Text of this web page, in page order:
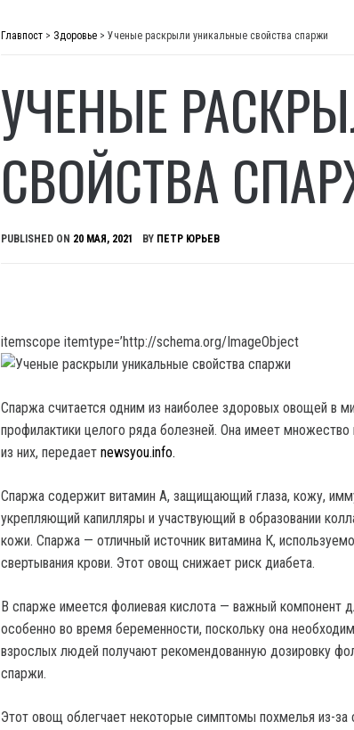
Главпост > Здоровье > Ученые раскрыли уникальные свойства спаржи
УЧЕНЫЕ
СВОЙСТВА
PUBLISHED ON 20 МАЯ, 2021 BY ПЕТР ЮРЬЕВ
itemscope itemtype=’http://schema.org/ImageObject
Спаржа считается одним из наиболее здоровых овощей в
профилактики целого ряда болезней. Она имеет множество
из них, передает newsyou.info.
Спаржа содержит витамин А, защищающий глаза, кожу,
укрепляющий капилляры и участвующий в образовании
кожи. Спаржа — отличный источник витамина К,
свертывания крови. Этот овощ снижает риск диабета.
В спарже имеется фолиевая кислота — важный компонент
особенно во время беременности, поскольку она
взрослых людей получают рекомендованную дозировку
спаржи.
Этот овощ облегчает некоторые симптомы похмелья из-за